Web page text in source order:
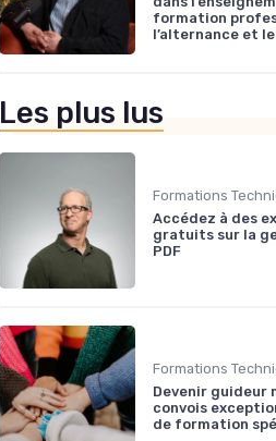
formation
l’alternance et
Les plus lus
Accédez à des
gratuits sur la
PDF
Devenir guideur
convois
de formation